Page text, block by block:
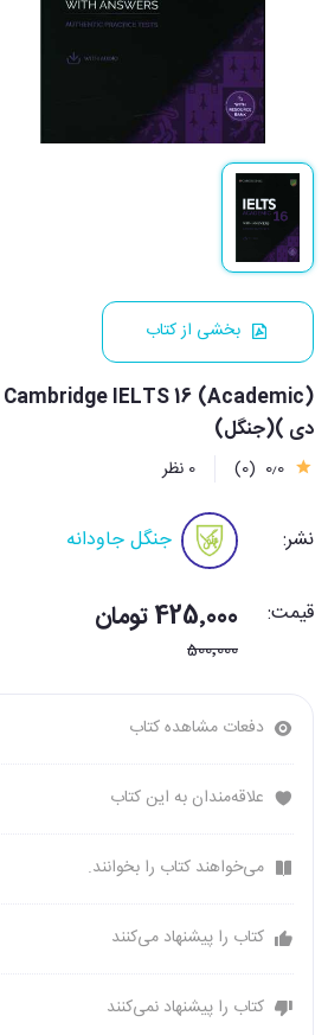
بخشی از کتاب
دی )(جنگل)
0٫0 (0) 0 نظر
نشر: جنگل جاودانه
قیمت: 425٬000 تومان
500٬000
دفعات مشاهده کتاب
علاقه‌مندان به این کتاب
می‌خواهند کتاب را بخوانند.
کتاب را پیشنهاد می‌کنند
کتاب را پیشنهاد نمی‌کنند